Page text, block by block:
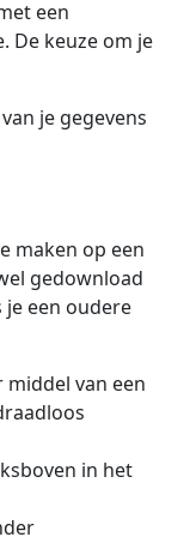
een
De keuze om je
je gegevens
maken op een
gedownload
een oudere
van een
in het